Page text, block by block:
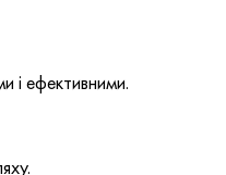
і ефективними.